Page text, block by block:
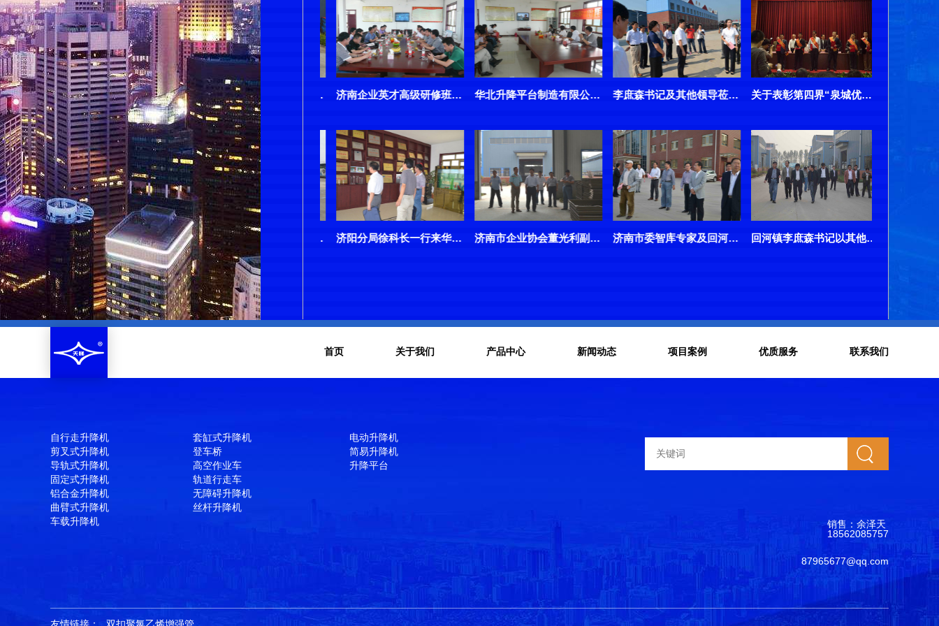
济南企业英才高级研修班的领导和同学们莅临公司指导检查
济阳分局徐科长一行来华北平台公司检查指导有关评问题
华北升降平台制造有限公司科技协会第一次会员代表大会
济南市企业协会董光利副会长等领导莅临公司指导工作
关于表彰第四界“泉城优秀中国特色社会主义事业建设者”
回河镇李庶森书记以其他领导们莅临公司检查指导工作
济南华北升降平台庆祝十八大胜利开幕，聆听大会内容
济南华北召开“管理进步示范企业评价验收会议”
非洲客商来华北平台公司采购高空作业车
贝宁共和国阿波罗市长林卫平莅临华北平台公司检查指导
市领导来我公司莅临华北平台公司检查指导升降平台生产
济南市质检局来我司视察指导工作
首页 关于我们 产品中心 新闻动态 项目案例 优质服务 联系我们
自行走升降机
剪叉式升降机
导轨式升降机
固定式升降机
铝合金升降机
曲臂式升降机
车载升降机
套缸式升降机
登车桥
高空作业车
轨道行走车
无障碍升降机
丝杆升降机
电动升降机
简易升降机
升降平台
销售：余泽天
18562085757
87965677@qq.com